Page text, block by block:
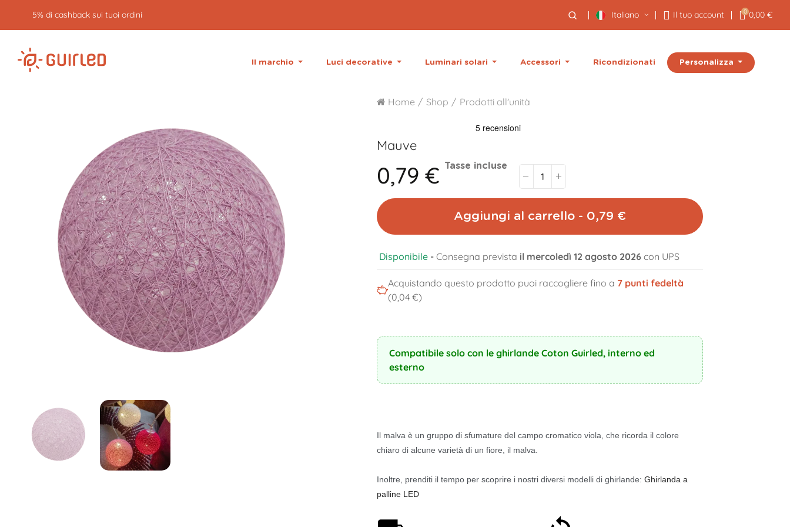
Reso gratuito entro 30 giorni Italiano Il tuo account 0 0,00 €
Il marchio Luci decorative Luminari solari Accessori Ricondizionati Personalizza
Home Shop Prodotti all'unità
Mauve
0,79 € Tasse incluse
Aggiungi al carrello - 0,79 €
Disponibile- Consegna prevista il mercoledì 12 agosto 2026 con UPS
Acquistando questo prodotto puoi raccogliere fino a 7punti fedeltà
(0,04 €)
Compatibile solo con le ghirlande Coton Guirled, interno ed
esterno
Il malva è un gruppo di sfumature del campo cromatico viola, che ricorda il colore
chiaro di alcune varietà di un fiore, il malva.
Inoltre, prenditi il tempo per scoprire i nostri diversi modelli di ghirlande: Ghirlanda a
palline LED